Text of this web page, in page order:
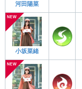
河田陽菜
小坂菜緒